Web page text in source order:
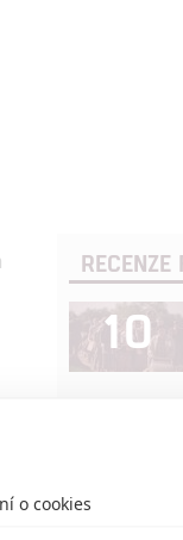
RECENZE
10
o cookies